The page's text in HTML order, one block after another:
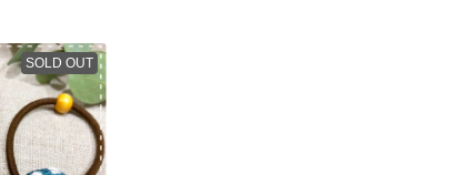
SOLD OUT